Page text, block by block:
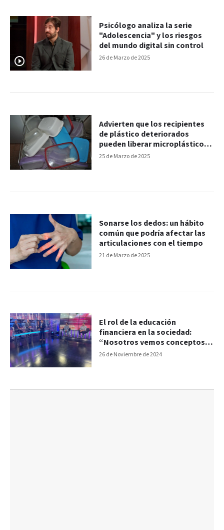
26 de Marzo de 2025
Psicólogo analiza la serie
"Adolescencia" y los riesgos
del mundo digital sin control
25 de Marzo de 2025
Advierten que los recipientes
de plástico deteriorados
pueden liberar microplásticos
en los alimentos
21 de Marzo de 2025
Sonarse los dedos: un hábito
común que podría afectar las
articulaciones con el tiempo
26 de Noviembre de 2024
El rol de la educación
financiera en la sociedad:
“Nosotros vemos conceptos
básicos que permiten el orden